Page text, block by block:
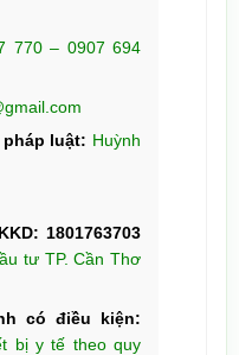
770 – 0907 694
luật: Huỳnh
1801763703
tư TP. Cần Thơ
có điều kiện:
bị y tế theo quy